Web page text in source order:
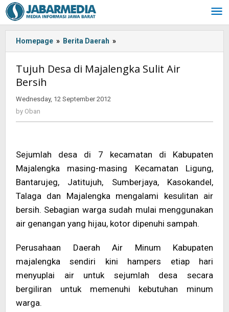
Skip
to
content
Homepage » Berita Daerah »
Desa
Majalengka
Tujuh Desa di Majalengka Sulit Air
Bersih
Wednesday, 12 September 2012
by Oban
Sejumlah desa di 7 kecamatan di Kabupaten
Majalengka masing-masing Kecamatan Ligung,
Bantarujeg, Jatitujuh, Sumberjaya, Kasokandel,
Talaga dan Majalengka mengalami kesulitan air
bersih. Sebagian warga sudah mulai menggunakan
air genangan yang hijau, kotor dipenuhi sampah.
Perusahaan Daerah Air Minum Kabupaten
majalengka sendiri kini hampers etiap hari
menyuplai air untuk sejumlah desa secara
bergiliran untuk memenuhi kebutuhan minum
warga.